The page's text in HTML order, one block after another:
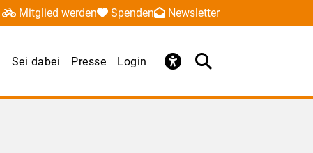
Mitglied werden Spenden Newsletter
Sei dabei Presse Login